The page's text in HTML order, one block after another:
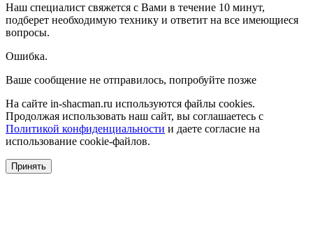
Наш специалист свяжется с Вами в течение 10 минут,
подберет необходимую технику и ответит на все имеющиеся
вопросы.
Ошибка.
Ваше сообщение не отправилось, попробуйте позже
На сайте in-shacman.ru используются файлы cookies.
Продолжая использовать наш сайт, вы соглашаетесь с
Политикой конфиденциальности и даете согласие на
использование cookie-файлов.
Принять